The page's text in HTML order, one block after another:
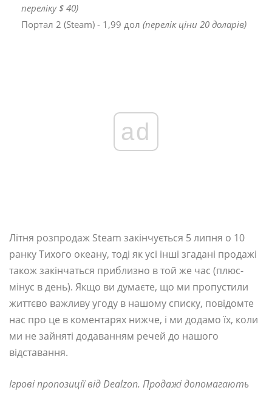
переліку $ 40)
Портал 2 (Steam) - 1,99 дол (перелік ціни 20 доларів)
ad
Літня розпродаж Steam закінчується 5 липня о 10
ранку Тихого океану, тоді як усі інші згадані продажі
також закінчаться приблизно в той же час (плюс-
мінус в день). Якщо ви думаєте, що ми пропустили
життєво важливу угоду в нашому списку, повідомте
нас про це в коментарях нижче, і ми додамо їх, коли
ми не зайняті додаванням речей до нашого
відставання.
Ігрові пропозиції від Dealzon. Продажі допомагають